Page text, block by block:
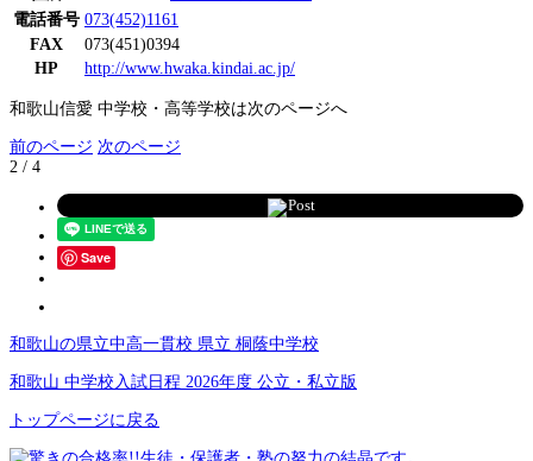
電話番号 073(452)1161
FAX
073(451)0394
HP
http://www.hwaka.kindai.ac.jp/
和歌山信愛 中学校・高等学校は次のページへ
前のページ 次のページ
2 / 4
Post
Save
和歌山の県立中高一貫校 県立 桐蔭中学校
和歌山 中学校入試日程 2026年度 公立・私立版
トップページに戻る